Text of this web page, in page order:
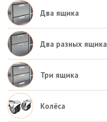
Два ящика
Два разных ящика
Три ящика
Колёса